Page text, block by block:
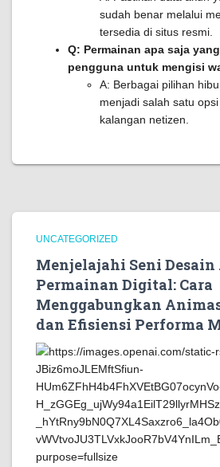
sudah benar melalui
tersedia di situs resmi.
Q: Permainan apa saja
pengguna untuk mengisi
A: Berbagai pilihan
menjadi salah satu
kalangan netizen.
UNCATEGORIZED
Menjelajahi Seni
Permainan Digital: Cara
Menggabungkan
dan Efisiensi Performa